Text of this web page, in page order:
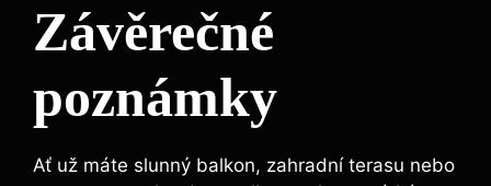
Závěrečné
poznámky
Ať už máte slunný balkon, zahradní terasu nebo